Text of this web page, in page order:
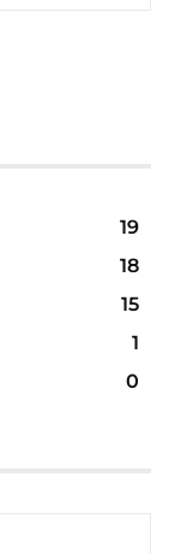
19
18
15
1
0